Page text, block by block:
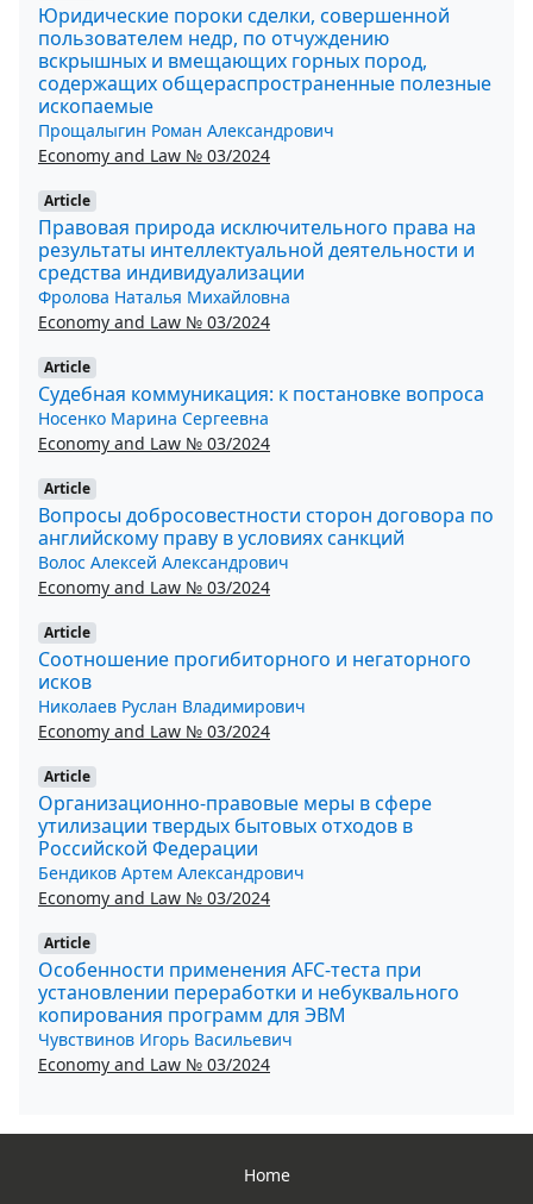
Юридические пороки сделки, совершенной
пользователем недр, по отчуждению
вскрышных и вмещающих горных пород,
содержащих общераспространенные полезные
ископаемые
Прощалыгин Роман Александрович
Economy and Law № 03/2024
Article
Правовая природа исключительного права на
результаты интеллектуальной деятельности и
средства индивидуализации
Фролова Наталья Михайловна
Economy and Law № 03/2024
Article
Судебная коммуникация: к постановке вопроса
Носенко Марина Сергеевна
Economy and Law № 03/2024
Article
Вопросы добросовестности сторон договора по
английскому праву в условиях санкций
Волос Алексей Александрович
Economy and Law № 03/2024
Article
Соотношение прогибиторного и негаторного
исков
Николаев Руслан Владимирович
Economy and Law № 03/2024
Article
Организационно-правовые меры в сфере
утилизации твердых бытовых отходов в
Российской Федерации
Бендиков Артем Александрович
Economy and Law № 03/2024
Article
Особенности применения AFC-теста при
установлении переработки и небуквального
копирования программ для ЭВМ
Чувствинов Игорь Васильевич
Economy and Law № 03/2024
Home